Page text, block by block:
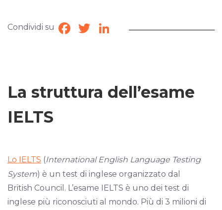
Condividi su Facebook
TwitterLinkedIn
La struttura dell’esame
IELTS
Lo IELTS (International English Language Testing
System) è un test di inglese organizzato dal
British Council. L’esame IELTS è uno dei test di
inglese più riconosciuti al mondo. Più di 3 milioni di